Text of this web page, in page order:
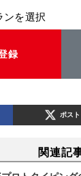
ンを選択
録
ポスト
関連記